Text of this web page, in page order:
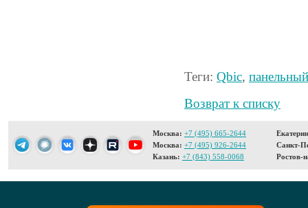
Теги: Qbic,
Возврат к списку
Москва: +7 (495) 665-2644
Москва: +7 (495) 926-2644
Казань: +7 (843) 558-0068
Санкт-
Ростов-